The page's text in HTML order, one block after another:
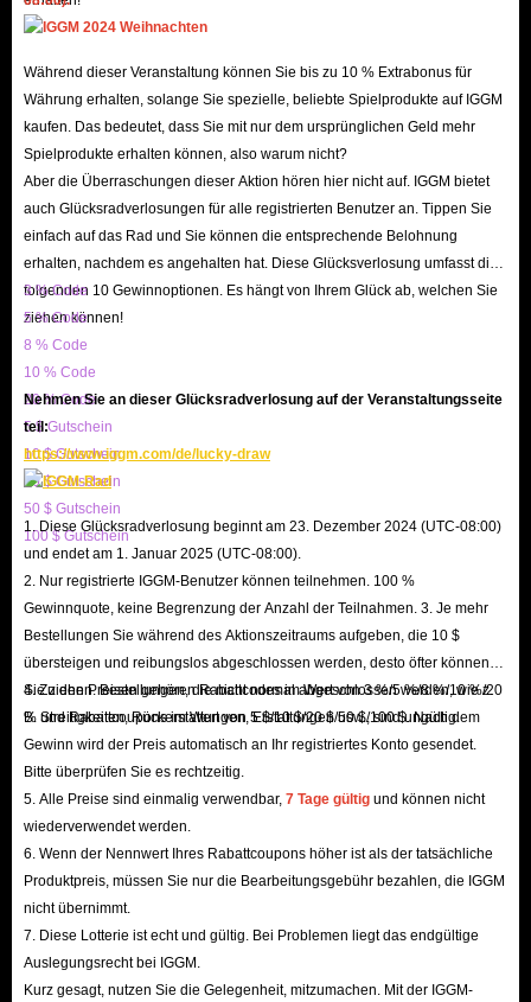
Gamepass zu kaufen. Es ist Ihre Zeit und Ihr Geld wert, das Beste daraus
zu machen!
Während dieser Veranstaltung können Sie bis zu 10 % Extrabonus für
Währung erhalten, solange Sie spezielle, beliebte Spielprodukte auf IGGM
kaufen. Das bedeutet, dass Sie mit nur dem ursprünglichen Geld mehr
Spielprodukte erhalten können, also warum nicht?
Aber die Überraschungen dieser Aktion hören hier nicht auf. IGGM bietet
auch Glücksradverlosungen für alle registrierten Benutzer an. Tippen Sie
einfach auf das Rad und Sie können die entsprechende Belohnung
erhalten, nachdem es angehalten hat. Diese Glücksverlosung umfasst die
folgenden 10 Gewinnoptionen. Es hängt von Ihrem Glück ab, welchen Sie
ziehen können!
3 % Code
5 % Code
8 % Code
10 % Code
20 % Code
5 $ Gutschein
10 $ Gutschein
20 $ Gutschein
50 $ Gutschein
100 $ Gutschein
Nehmen Sie an dieser Glücksradverlosung auf der Veranstaltungsseite
teil:
https://www.iggm.com/de/lucky-draw
1. Diese Glücksradverlosung beginnt am 23. Dezember 2024 (UTC-08:00)
und endet am 1. Januar 2025 (UTC-08:00).
2. Nur registrierte IGGM-Benutzer können teilnehmen. 100 %
Gewinnquote, keine Begrenzung der Anzahl der Teilnahmen. 3. Je mehr
Bestellungen Sie während des Aktionszeitraums aufgeben, die 10 $
übersteigen und reibungslos abgeschlossen werden, desto öfter können
Sie ziehen. Bestellungen, die nicht normal abgeschlossen werden, wie z.
B. Streitigkeiten, Rückerstattungen, Erstattungen usw., sind ungültig.
4. Zu den Preisen gehören Rabattcodes im Wert von 3 %/5 %/8 %/10 %/20
% und Rabattcoupons im Wert von 5 $/10 $/20 $/50 $/100 $. Nach dem
Gewinn wird der Preis automatisch an Ihr registriertes Konto gesendet.
Bitte überprüfen Sie es rechtzeitig.
5. Alle Preise sind einmalig verwendbar, 7 Tage gültig und können nicht
wiederverwendet werden.
6. Wenn der Nennwert Ihres Rabattcoupons höher ist als der tatsächliche
Produktpreis, müssen Sie nur die Bearbeitungsgebühr bezahlen, die IGGM
nicht übernimmt.
7. Diese Lotterie ist echt und gültig. Bei Problemen liegt das endgültige
Auslegungsrecht bei IGGM.
Kurz gesagt, nutzen Sie die Gelegenheit, mitzumachen. Mit der IGGM-